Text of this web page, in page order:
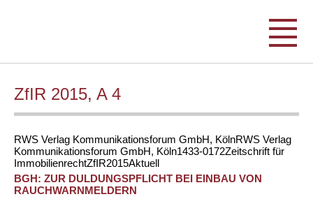
ZfIR 2015, A 4
RWS Verlag Kommunikationsforum GmbH, KölnRWS Verlag
Kommunikationsforum GmbH, Köln1433-0172Zeitschrift für
ImmobilienrechtZfIR2015Aktuell
BGH: ZUR DULDUNGSPFLICHT BEI EINBAU VON
RAUCHWARNMELDERN